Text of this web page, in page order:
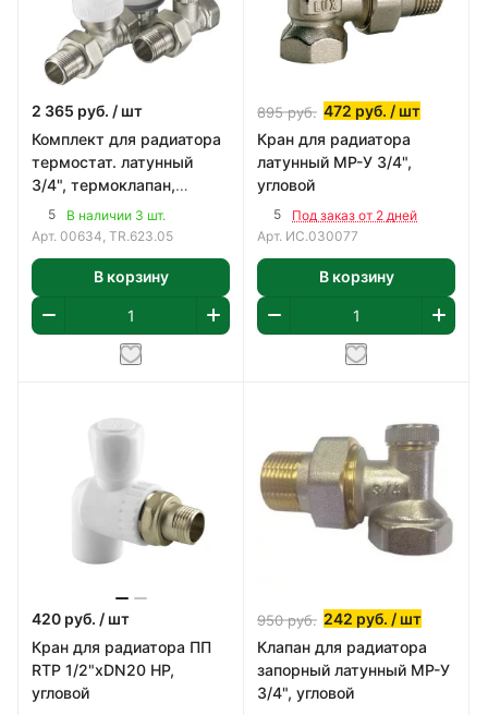
2 365 руб. / шт
Комплект для радиатора
термостат. латунный
3/4", термоклапан,
термоголовка, запор.
клапан
5
В наличии 3 шт.
Арт. 00634, TR.623.05
В корзину
895руб. 472 руб. / шт
Кран для радиатора
латунный МР-У 3/4",
угловой
5
Под заказ от 2 дней
Арт. ИС.030077
В корзину
420 руб. / шт
Кран для радиатора ПП
RTP 1/2"хDN20 НР,
угловой
950руб. 242 руб. / шт
Клапан для радиатора
запорный латунный МР-У
3/4", угловой